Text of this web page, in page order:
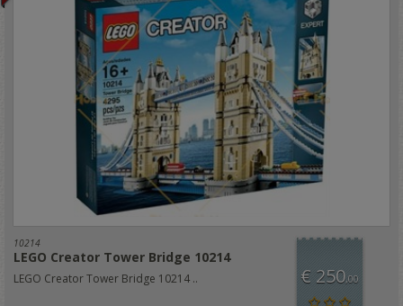
10214
LEGO Creator Tower Bridge 10214
LEGO Creator Tower Bridge 10214 .. € 250,00